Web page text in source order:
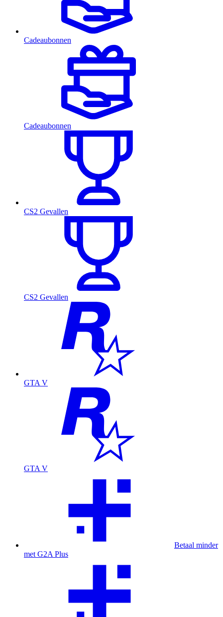
Cadeaubonnen
Cadeaubonnen
CS2 Gevallen
CS2 Gevallen
GTA V
GTA V
Betaal minder
met G2A Plus